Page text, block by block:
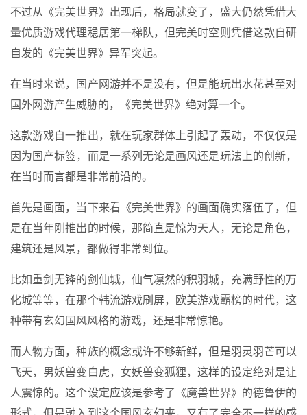
不过从《完美世界》出现后，格局就变了，盛大仍然凭借大
量优质游戏代理稳居第一梯队，但完美时空则凭借这款自研
自发的《完美世界》异军突起。
在当时来说，国产网游并不是没有，但是能玩出水花甚至对
国外网游产生威胁的，《完美世界》绝对算一个。
这款游戏自一推出，就在玩家群体上引起了轰动，不仅仅是
因为国产标签，而是一系列无论是画风还是玩法上的创新，
在当时而言都是非常前沿的。
首先是画面，当下来看《完美世界》的画面确实落伍了，但
是在当年刚推出的时候，那简直是惊为天人，无论是角色，
建筑还是风景，都做得非常到位。
比如重剑无锋的剑仙城，仙气凛然的积羽城，充满野性的万
化城等等，在那个韩流游戏刷屏，欧美游戏霸榜的时代，这
种带有玄幻国风风格的游戏，还是非常惊艳。
而人物方面，种族的概念或许不够新鲜，但是羽灵羽芒可以
飞天，男妖兽变白虎，女妖兽变狐狸，这样的设定绝对是让
人震惊的。这个设定应该是参考了《魔兽世界》的德鲁伊的